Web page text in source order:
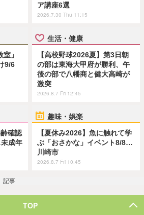
ア講座6選
2026.7.30 Thu 11:15
」
9/6
生活・健康
【高校野球2026夏】第3日朝
の部は東海大甲府が勝利、午
後の部で八幡商と健大高崎が
激突
2026.8.7 Fri 12:45
確認
成年
趣味・娯楽
【夏休み2026】魚に触れて学
ぶ「おさかな」イベント8/8…
川崎市
2026.8.7 Fri 10:45
記事
TOP